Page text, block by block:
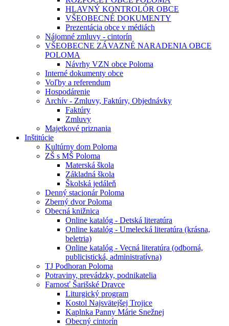
HLAVNÝ KONTROLÓR OBCE
VŠEOBECNÉ DOKUMENTY
Prezentácia obce v médiách
Nájomné zmluvy - cintorín
VŠEOBECNE ZÁVAZNÉ NARADENIA OBCE
POLOMA
Návrhy VZN obce Poloma
Interné dokumenty obce
Voľby a referendum
Hospodárenie
Archív - Zmluvy, Faktúry, Objednávky
Faktúry
Zmluvy
Majetkové priznania
Inštitúcie
Kultúrny dom Poloma
ZŠ s MŠ Poloma
Materská škola
Základná škola
Školská jedáleň
Denný stacionár Poloma
Zberný dvor Poloma
Obecná knižnica
Online katalóg - Detská literatúra
Online katalóg - Umelecká literatúra (krásna,
beletria)
Online katalóg - Vecná literatúra (odborná,
publicistická, administratívna)
TJ Podhoran Poloma
Potraviny, prevádzky, podnikatelia
Farnosť Šarišské Dravce
Liturgický program
Kostol Najsvätejšej Trojice
Kaplnka Panny Márie Snežnej
Obecný cintorín